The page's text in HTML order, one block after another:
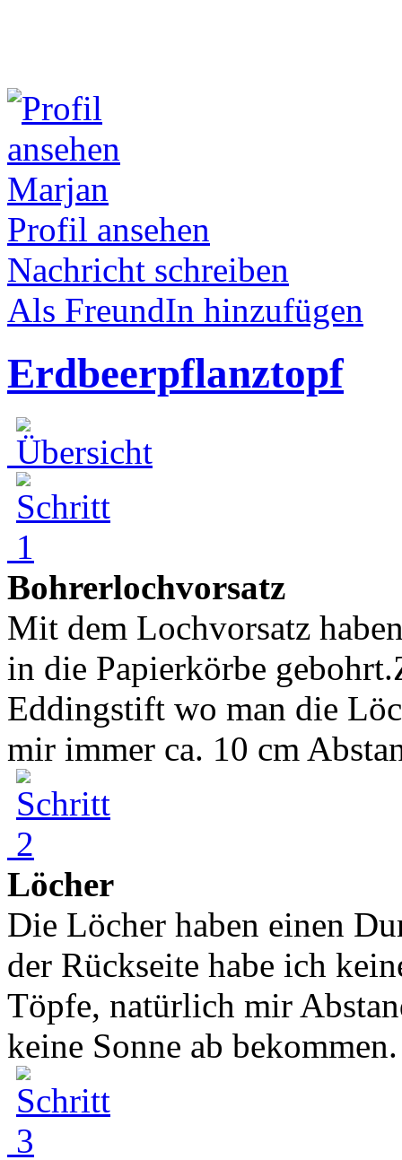
Marjan
Profil ansehen
Nachricht schreiben
Als FreundIn hinzufügen
Erdbeerpflanztopf
Bohrerlochvorsatz
Mit dem Lochvorsatz
in die Papierkörbe
Eddingstift wo man die
mir immer ca. 10 cm
Löcher
Die Löcher haben einen
der Rückseite habe ich
Töpfe, natürlich mir
keine Sonne ab